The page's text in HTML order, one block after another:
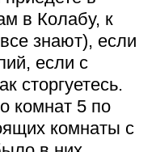
в Колабу, к
знают), если
если с
сторгуетесь.
комнат 5 по
комнаты с